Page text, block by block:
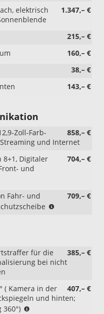
1.347,– €
elektrisch
215,– €
160,– €
38,– €
143,– €
858,– €
Zoll-Farb-
und Internet
704,– €
8+1, Digitaler
und
mit
RBB
709,– €
Fahr- und
RDA)385,– €
für die
bei nicht
407,– €
( Kamera in der
und hinten;